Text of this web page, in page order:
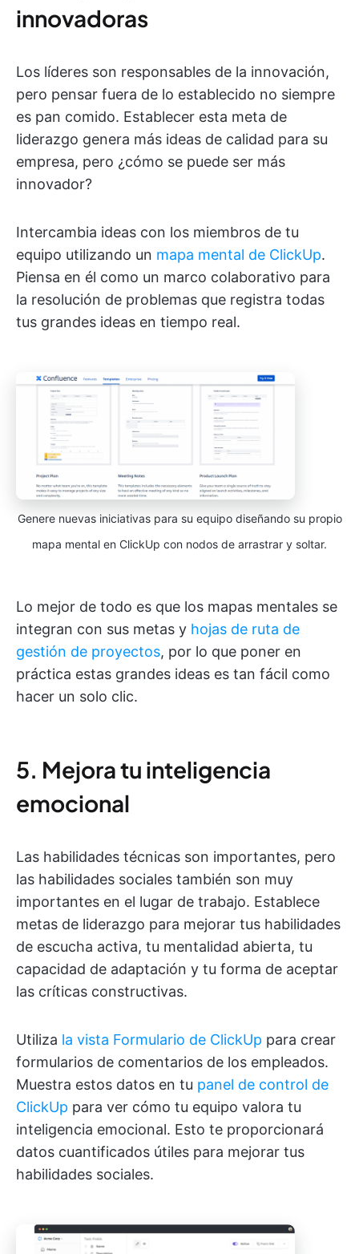
innovadoras
Los líderes son responsables de la innovación,
pero pensar fuera de lo establecido no siempre
es pan comido. Establecer esta meta de
liderazgo genera más ideas de calidad para su
empresa, pero ¿cómo se puede ser más
innovador?
Intercambia ideas con los miembros de tu
equipo utilizando un mapa mental de ClickUp.
Piensa en él como un marco colaborativo para
la resolución de problemas que registra todas
tus grandes ideas en tiempo real.
Genere nuevas iniciativas para su equipo diseñando su propio
mapa mental en ClickUp con nodos de arrastrar y soltar.
Lo mejor de todo es que los mapas mentales se
integran con sus metas y hojas de ruta de
gestión de proyectos, por lo que poner en
práctica estas grandes ideas es tan fácil como
hacer un solo clic.
5. Mejora tu inteligencia
emocional
Las habilidades técnicas son importantes, pero
las habilidades sociales también son muy
importantes en el lugar de trabajo. Establece
metas de liderazgo para mejorar tus habilidades
de escucha activa, tu mentalidad abierta, tu
capacidad de adaptación y tu forma de aceptar
las críticas constructivas.
Utiliza la vista Formulario de ClickUp para crear
formularios de comentarios de los empleados.
Muestra estos datos en tu panel de control de
ClickUp para ver cómo tu equipo valora tu
inteligencia emocional. Esto te proporcionará
datos cuantificados útiles para mejorar tus
habilidades sociales.